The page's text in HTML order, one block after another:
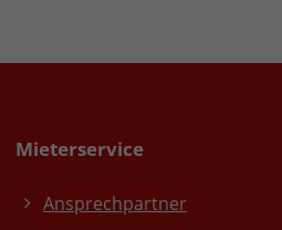
Mieterservice
Ansprechpartner